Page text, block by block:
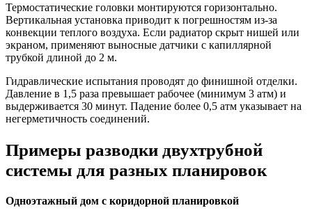
Термостатические головки монтируются горизонтально.
Вертикальная установка приводит к погрешностям из-за
конвекции теплого воздуха. Если радиатор скрыт нишей или
экраном, применяют выносные датчики с капиллярной
трубкой длиной до 2 м.
Гидравлические испытания проводят до финишной отделки.
Давление в 1,5 раза превышает рабочее (минимум 3 атм) и
выдерживается 30 минут. Падение более 0,5 атм указывает на
негерметичность соединений.
Примеры разводки двухтрубной
системы для разных планировок
Одноэтажный дом с коридорной планировкой